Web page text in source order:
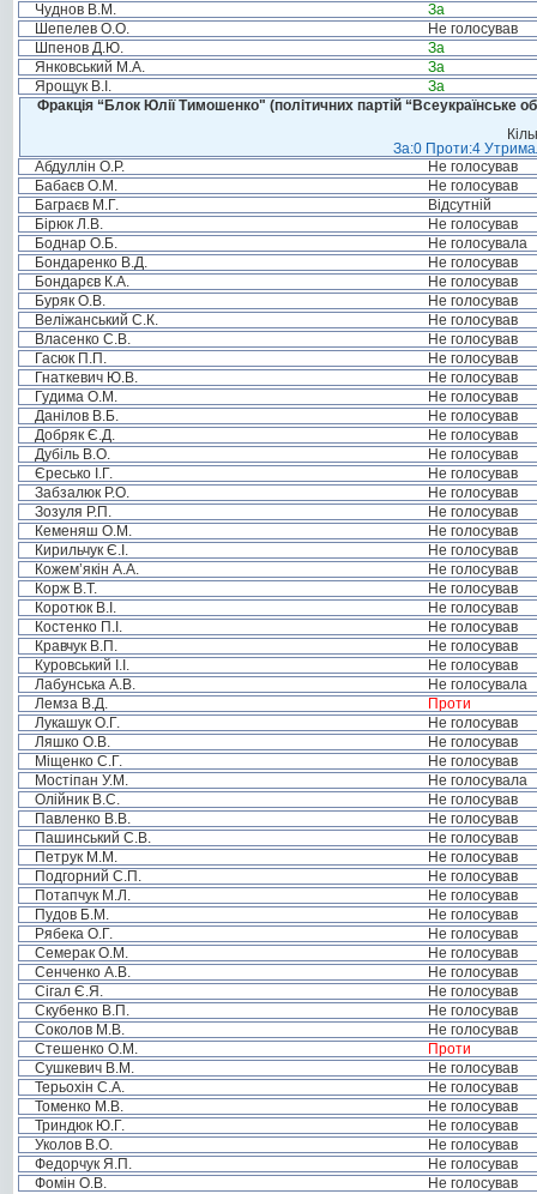
Чуднов В.М.
За
Шепелев О.О.
Не голосував
Шпенов Д.Ю.
За
Янковський М.А.
За
Ярощук В.І.
За
Фракція “Блок Юлії Тимошенко" (політичних партій “Всеукраїнське
За:0 Проти:4
Абдуллін О.Р.
Не голосував
Бабаєв О.М.
Не голосував
Баграєв М.Г.
Відсутній
Бірюк Л.В.
Не голосував
Боднар О.Б.
Не голосувала
Бондаренко В.Д.
Не голосував
Бондарєв К.А.
Не голосував
Буряк О.В.
Не голосував
Веліжанський С.К.
Не голосував
Власенко С.В.
Не голосував
Гасюк П.П.
Не голосував
Гнаткевич Ю.В.
Не голосував
Гудима О.М.
Не голосував
Данілов В.Б.
Не голосував
Добряк Є.Д.
Не голосував
Дубіль В.О.
Не голосував
Єресько І.Г.
Не голосував
Забзалюк Р.О.
Не голосував
Зозуля Р.П.
Не голосував
Кеменяш О.М.
Не голосував
Кирильчук Є.І.
Не голосував
Кожем’якін А.А.
Не голосував
Корж В.Т.
Не голосував
Коротюк В.І.
Не голосував
Костенко П.І.
Не голосував
Кравчук В.П.
Не голосував
Куровський І.І.
Не голосував
Лабунська А.В.
Не голосувала
Лемза В.Д.
Проти
Лукашук О.Г.
Не голосував
Ляшко О.В.
Не голосував
Міщенко С.Г.
Не голосував
Мостіпан У.М.
Не голосувала
Олійник В.С.
Не голосував
Павленко В.В.
Не голосував
Пашинський С.В.
Не голосував
Петрук М.М.
Не голосував
Подгорний С.П.
Не голосував
Потапчук М.Л.
Не голосував
Пудов Б.М.
Не голосував
Рябека О.Г.
Не голосував
Семерак О.М.
Не голосував
Сенченко А.В.
Не голосував
Сігал Є.Я.
Не голосував
Скубенко В.П.
Не голосував
Соколов М.В.
Не голосував
Стешенко О.М.
Проти
Сушкевич В.М.
Не голосував
Терьохін С.А.
Не голосував
Томенко М.В.
Не голосував
Триндюк Ю.Г.
Не голосував
Уколов В.О.
Не голосував
Федорчук Я.П.
Не голосував
Фомін О.В.
Не голосував